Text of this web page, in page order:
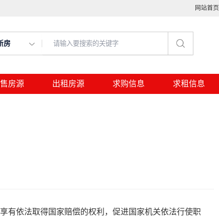
网站首页
房
房源 出租房源 求购信息 求租信息
法取得国家赔偿的权利，促进国家机关依法行使职